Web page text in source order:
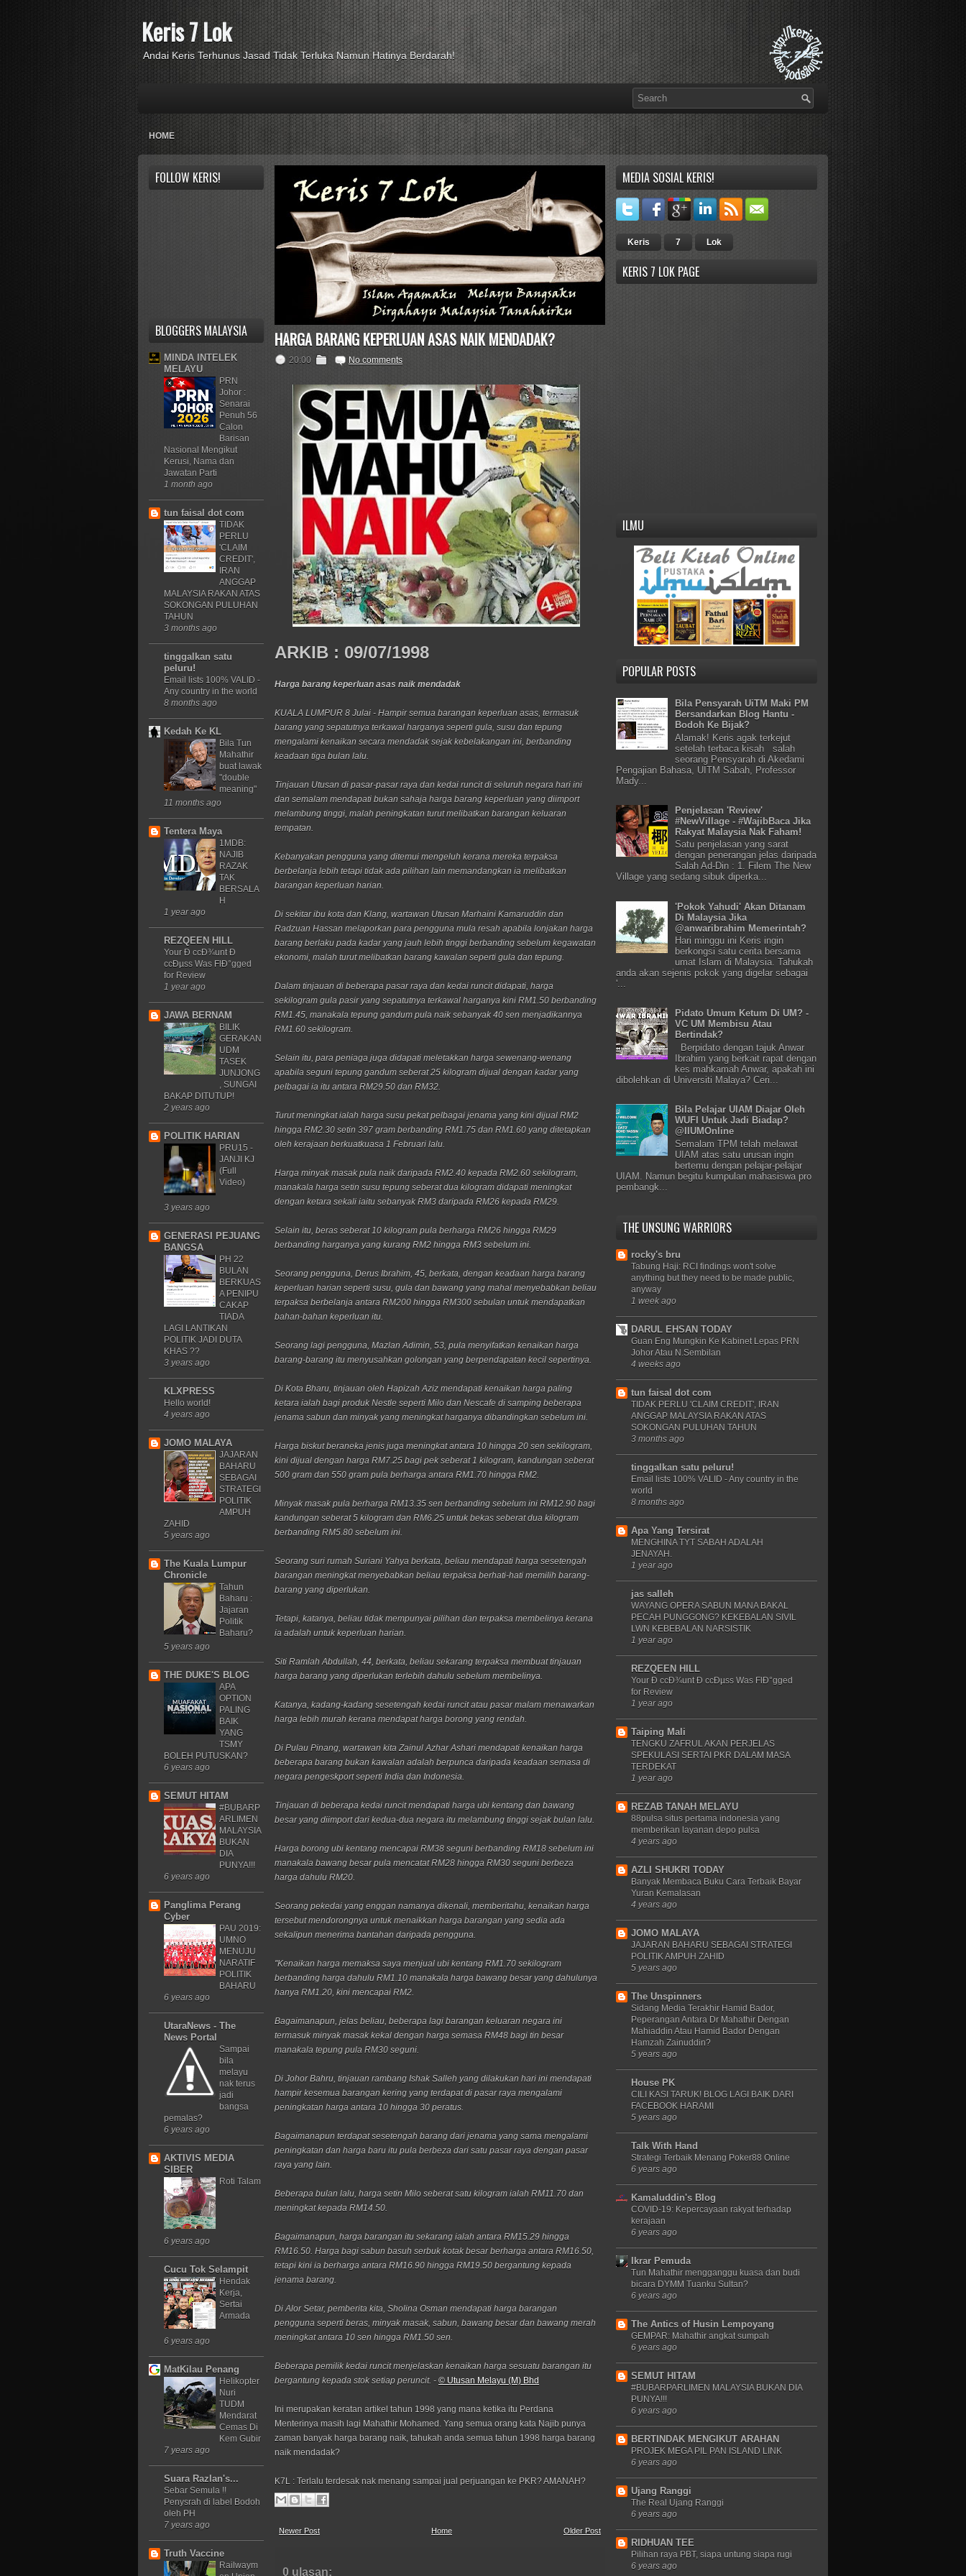
Keris 7 Lok
Andai Keris Terhunus Jasad Tidak Terluka Namun Hatinya Berdarah!
HOME
FOLLOW KERIS!
BLOGGERS MALAYSIA
MINDA INTELEK
MELAYU
PRN
Johor :
Senarai
Penuh 56
Calon
Barisan
Nasional Mengikut
Kerusi, Nama dan
Jawatan Parti
1 month ago
tun faisal dot com
TIDAK
PERLU
'CLAIM
CREDIT',
IRAN
ANGGAP
MALAYSIA RAKAN ATAS
SOKONGAN PULUHAN
TAHUN
3 months ago
tinggalkan satu
peluru!
Email lists 100% VALID -
Any country in the world
8 months ago
Kedah Ke KL
Bila Tun
Mahathir
buat lawak
"double
meaning"
11 months ago
Tentera Maya
1MDB:
NAJIB
RAZAK
TAK
BERSALA
H
1 year ago
REZQEEN HILL
Your Ð ccÐ¾unt Ð
ccÐµss Was FlÐ°gged
for Review
1 year ago
JAWA BERNAM
BILIK
GERAKAN
UDM
TASEK
JUNJONG
, SUNGAI
BAKAP DITUTUP!
2 years ago
POLITIK HARIAN
PRU15 -
JANJI KJ
(Full
Video)
3 years ago
GENERASI PEJUANG
BANGSA
PH 22
BULAN
BERKUAS
A PENIPU
CAKAP
TIADA
LAGI LANTIKAN
POLITIK JADI DUTA
KHAS ??
3 years ago
KLXPRESS
Hello world!
4 years ago
JOMO MALAYA
JAJARAN
BAHARU
SEBAGAI
STRATEGI
POLITIK
AMPUH
ZAHID
5 years ago
The Kuala Lumpur
Chronicle
Tahun
Baharu :
Jajaran
Politik
Baharu?
5 years ago
THE DUKE'S BLOG
APA
OPTION
PALING
BAIK
YANG
TSMY
BOLEH PUTUSKAN?
6 years ago
SEMUT HITAM
#BUBARP
ARLIMEN
MALAYSIA
BUKAN
DIA
PUNYA!!!
6 years ago
Panglima Perang
Cyber
PAU 2019:
UMNO
MENUJU
NARATIF
POLITIK
BAHARU
6 years ago
UtaraNews - The
News Portal
Sampai
bila
melayu
nak terus
jadi
bangsa
pemalas?
6 years ago
AKTIVIS MEDIA
SIBER
Roti Talam
6 years ago
Cucu Tok Selampit
Hendak
Kerja,
Sertai
Armada
6 years ago
MatKilau Penang
Helikopter
Nuri
TUDM
Mendarat
Cemas Di
Kem Gubir
7 years ago
Suara Razlan's...
Sebar Semula !!
Penysrah di label Bodoh
oleh PH
7 years ago
Truth Vaccine
Railwaym
HARGA BARANG KEPERLUAN ASAS NAIK MENDADAK?
20:00 No comments
ARKIB : 09/07/1998
Harga barang keperluan asas naik mendadak
KUALA LUMPUR 8 Julai - Hampir semua barangan keperluan asas, termasuk
barang yang sepatutnya terkawal harganya seperti gula, susu dan tepung
mengalami kenaikan secara mendadak sejak kebelakangan ini, berbanding
keadaan tiga bulan lalu.
Tinjauan Utusan di pasar-pasar raya dan kedai runcit di seluruh negara hari ini
dan semalam mendapati bukan sahaja harga barang keperluan yang diimport
melambung tinggi, malah peningkatan turut melibatkan barangan keluaran
tempatan.
Kebanyakan pengguna yang ditemui mengeluh kerana mereka terpaksa
berbelanja lebih tetapi tidak ada pilihan lain memandangkan ia melibatkan
barangan keperluan harian.
Di sekitar ibu kota dan Klang, wartawan Utusan Marhaini Kamaruddin dan
Radzuan Hassan melaporkan para pengguna mula resah apabila lonjakan harga
barang berlaku pada kadar yang jauh lebih tinggi berbanding sebelum kegawatan
ekonomi, malah turut melibatkan barang kawalan seperti gula dan tepung.
Dalam tinjauan di beberapa pasar raya dan kedai runcit didapati, harga
sekilogram gula pasir yang sepatutnya terkawal harganya kini RM1.50 berbanding
RM1.45, manakala tepung gandum pula naik sebanyak 40 sen menjadikannya
RM1.60 sekilogram.
Selain itu, para peniaga juga didapati meletakkan harga sewenang-wenang
apabila seguni tepung gandum seberat 25 kilogram dijual dengan kadar yang
pelbagai ia itu antara RM29.50 dan RM32.
Turut meningkat ialah harga susu pekat pelbagai jenama yang kini dijual RM2
hingga RM2.30 setin 397 gram berbanding RM1.75 dan RM1.60 yang ditetapkan
oleh kerajaan berkuatkuasa 1 Februari lalu.
Harga minyak masak pula naik daripada RM2.40 kepada RM2.60 sekilogram,
manakala harga setin susu tepung seberat dua kilogram didapati meningkat
dengan ketara sekali iaitu sebanyak RM3 daripada RM26 kepada RM29.
Selain itu, beras seberat 10 kilogram pula berharga RM26 hingga RM29
berbanding harganya yang kurang RM2 hingga RM3 sebelum ini.
Seorang pengguna, Derus Ibrahim, 45, berkata, dengan keadaan harga barang
keperluan harian seperti susu, gula dan bawang yang mahal menyebabkan beliau
terpaksa berbelanja antara RM200 hingga RM300 sebulan untuk mendapatkan
bahan-bahan keperluan itu.
Seorang lagi pengguna, Mazlan Adimin, 53, pula menyifatkan kenaikan harga
barang-barang itu menyusahkan golongan yang berpendapatan kecil sepertinya.
Di Kota Bharu, tinjauan oleh Hapizah Aziz mendapati kenaikan harga paling
ketara ialah bagi produk Nestle seperti Milo dan Nescafe di samping beberapa
jenama sabun dan minyak yang meningkat harganya dibandingkan sebelum ini.
Harga biskut beraneka jenis juga meningkat antara 10 hingga 20 sen sekilogram,
kini dijual dengan harga RM7.25 bagi pek seberat 1 kilogram, kandungan seberat
500 gram dan 550 gram pula berharga antara RM1.70 hingga RM2.
Minyak masak pula berharga RM13.35 sen berbanding sebelum ini RM12.90 bagi
kandungan seberat 5 kilogram dan RM6.25 untuk bekas seberat dua kilogram
berbanding RM5.80 sebelum ini.
Seorang suri rumah Suriani Yahya berkata, beliau mendapati harga sesetengah
barangan meningkat menyebabkan beliau terpaksa berhati-hati memilih barang-
barang yang diperlukan.
Tetapi, katanya, beliau tidak mempunyai pilihan dan terpaksa membelinya kerana
ia adalah untuk keperluan harian.
Siti Ramlah Abdullah, 44, berkata, beliau sekarang terpaksa membuat tinjauan
harga barang yang diperlukan terlebih dahulu sebelum membelinya.
Katanya, kadang-kadang sesetengah kedai runcit atau pasar malam menawarkan
harga lebih murah kerana mendapat harga borong yang rendah.
Di Pulau Pinang, wartawan kita Zainul Azhar Ashari mendapati kenaikan harga
beberapa barang bukan kawalan adalah berpunca daripada keadaan semasa di
negara pengeskport seperti India dan Indonesia.
Tinjauan di beberapa kedai runcit mendapati harga ubi kentang dan bawang
besar yang diimport dari kedua-dua negara itu melambung tinggi sejak bulan lalu.
Harga borong ubi kentang mencapai RM38 seguni berbanding RM18 sebelum ini
manakala bawang besar pula mencatat RM28 hingga RM30 seguni berbeza
harga dahulu RM20.
Seorang pekedai yang enggan namanya dikenali, memberitahu, kenaikan harga
tersebut mendorongnya untuk menaikkan harga barangan yang sedia ada
sekalipun menerima bantahan daripada pengguna.
''Kenaikan harga memaksa saya menjual ubi kentang RM1.70 sekilogram
berbanding harga dahulu RM1.10 manakala harga bawang besar yang dahulunya
hanya RM1.20, kini mencapai RM2.
Bagaimanapun, jelas beliau, beberapa lagi barangan keluaran negara ini
termasuk minyak masak kekal dengan harga semasa RM48 bagi tin besar
manakala tepung pula RM30 seguni.
Di Johor Bahru, tinjauan rambang Ishak Salleh yang dilakukan hari ini mendapati
hampir kesemua barangan kering yang terdapat di pasar raya mengalami
peningkatan harga antara 10 hingga 30 peratus.
Bagaimanapun terdapat sesetengah barang dari jenama yang sama mengalami
peningkatan dan harga baru itu pula berbeza dari satu pasar raya dengan pasar
raya yang lain.
Beberapa bulan lalu, harga setin Milo seberat satu kilogram ialah RM11.70 dan
meningkat kepada RM14.50.
Bagaimanapun, harga barangan itu sekarang ialah antara RM15.29 hingga
RM16.50. Harga bagi sabun basuh serbuk kotak besar berharga antara RM16.50,
tetapi kini ia berharga antara RM16.90 hingga RM19.50 bergantung kepada
jenama barang.
Di Alor Setar, pemberita kita, Sholina Osman mendapati harga barangan
pengguna seperti beras, minyak masak, sabun, bawang besar dan bawang merah
meningkat antara 10 sen hingga RM1.50 sen.
Beberapa pemilik kedai runcit menjelaskan kenaikan harga sesuatu barangan itu
bergantung kepada stok setiap peruncit. - © Utusan Melayu (M) Bhd
Ini merupakan keratan artikel tahun 1998 yang mana ketika itu Perdana
Menterinya masih lagi Mahathir Mohamed. Yang semua orang kata Najib punya
zaman banyak harga barang naik, tahukah anda semua tahun 1998 harga barang
naik mendadak?
K7L : Terlalu terdesak nak menang sampai jual perjuangan ke PKR? AMANAH?
Newer Post Older Post
Home
0 ulasan:
MEDIA SOSIAL KERIS!
Keris 7 Lok
KERIS 7 LOK PAGE
ILMU
POPULAR POSTS
Bila Pensyarah UiTM Maki PM
Bersandarkan Blog Hantu -
Bodoh Ke Bijak?
Alamak! Keris agak terkejut
setelah terbaca kisah salah
seorang Pensyarah di Akedami
Pengajian Bahasa, UITM Sabah, Professor
Mady...
Penjelasan 'Review'
#NewVillage - #WajibBaca Jika
Rakyat Malaysia Nak Faham!
Satu penjelasan yang sarat
dengan penerangan jelas daripada
Salah Ad-Din : 1. Filem The New
Village yang sedang sibuk diperka...
'Pokok Yahudi' Akan Ditanam
Di Malaysia Jika
@anwaribrahim Memerintah?
Hari minggu ini Keris ingin
berkongsi satu cerita bersama
umat Islam di Malaysia. Tahukah
anda akan sejenis pokok yang digelar sebagai
'...
Pidato Umum Ketum Di UM? -
VC UM Membisu Atau
Bertindak?
Berpidato dengan tajuk Anwar
Ibrahim yang berkait rapat dengan
kes mahkamah Anwar, apakah ini
dibolehkan di Universiti Malaya? Ceri...
Bila Pelajar UIAM Diajar Oleh
WUFI Untuk Jadi Biadap?
@IIUMOnline
Semalam TPM telah melawat
UIAM atas satu urusan ingin
bertemu dengan pelajar-pelajar
UIAM. Namun begitu kumpulan mahasiswa pro
pembangk...
THE UNSUNG WARRIORS
rocky's bru
Tabung Haji: RCI findings won't solve
anything but they need to be made public,
anyway
1 week ago
DARUL EHSAN TODAY
Guan Eng Mungkin Ke Kabinet Lepas PRN
Johor Atau N.Sembilan
4 weeks ago
tun faisal dot com
TIDAK PERLU 'CLAIM CREDIT', IRAN
ANGGAP MALAYSIA RAKAN ATAS
SOKONGAN PULUHAN TAHUN
3 months ago
tinggalkan satu peluru!
Email lists 100% VALID - Any country in the
world
8 months ago
Apa Yang Tersirat
MENGHINA TYT SABAH ADALAH
JENAYAH.
1 year ago
jas salleh
WAYANG OPERA SABUN MANA BAKAL
PECAH PUNGGONG? KEKEBALAN SIVIL
LWN KEBEBALAN NARSISTIK
1 year ago
REZQEEN HILL
Your Ð ccÐ¾unt Ð ccÐµss Was FlÐ°gged
for Review
1 year ago
Taiping Mali
TENGKU ZAFRUL AKAN PERJELAS
SPEKULASI SERTAI PKR DALAM MASA
TERDEKAT
1 year ago
REZAB TANAH MELAYU
88pulsa situs pertama indonesia yang
memberikan layanan depo pulsa
4 years ago
AZLI SHUKRI TODAY
Banyak Membaca Buku Cara Terbaik Bayar
Yuran Kemalasan
4 years ago
JOMO MALAYA
JAJARAN BAHARU SEBAGAI STRATEGI
POLITIK AMPUH ZAHID
5 years ago
The Unspinners
Sidang Media Terakhir Hamid Bador,
Peperangan Antara Dr Mahathir Dengan
Mahiaddin Atau Hamid Bador Dengan
Hamzah Zainuddin?
5 years ago
House PK
CILI KASI TARUK! BLOG LAGI BAIK DARI
FACEBOOK HARAMI
5 years ago
Talk With Hand
Strategi Terbaik Menang Poker88 Online
6 years ago
Kamaluddin's Blog
COVID-19: Kepercayaan rakyat terhadap
kerajaan
6 years ago
Ikrar Pemuda
Tun Mahathir mengganggu kuasa dan budi
bicara DYMM Tuanku Sultan?
6 years ago
The Antics of Husin Lempoyang
GEMPAR: Mahathir angkat sumpah
6 years ago
SEMUT HITAM
#BUBARPARLIMEN MALAYSIA BUKAN DIA
PUNYA!!!
6 years ago
BERTINDAK MENGIKUT ARAHAN
PROJEK MEGA PIL PAN ISLAND LINK
6 years ago
Ujang Ranggi
The Real Ujang Ranggi
6 years ago
RIDHUAN TEE
Pilihan raya PBT, siapa untung siapa rugi
6 years ago